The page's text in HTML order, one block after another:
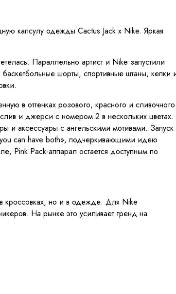
капсулу одежды Cactus Jack x Nike. Яркая
Параллельно артист и Nike запустили
шорты, спортивные штаны, кепки
в оттенках розового, красного и
и джерси с номером 2 в нескольких цветах.
и аксессуары с ангельскими мотивами. Запуск
can have both», подчеркивающими идею
Pink Pack-аппарал остается доступным по
в кроссовках, но и в одежде. Для Nike
На рынке это усиливает тренд на